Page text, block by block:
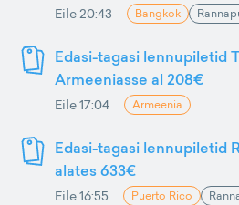
Eile 20:43 Bangkok
Edasi-tagasi lennupiletid
Armeeniasse al 208€
Eile 17:04 Armeenia
Edasi-tagasi lennupiletid
alates 633€
Eile 16:55 Puerto Rico